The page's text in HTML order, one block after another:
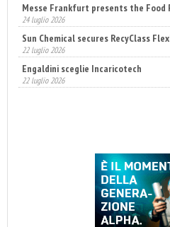
Messe Frankfurt presents the Food
24 luglio 2026
Sun Chemical secures RecyClass
22 luglio 2026
Engaldini sceglie Incaricotech
22 luglio 2026
Annunciati i finalisti dei Diamonds
14 luglio 2026